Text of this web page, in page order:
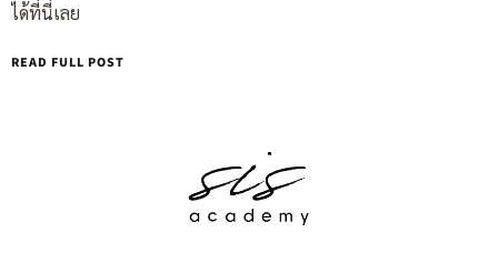
ได้ที่นี่เลย
READ FULL POST